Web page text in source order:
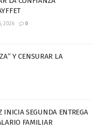
2026 0
Y CENSURAR LA
INICIA SEGUNDA ENTREGA
FAMILIAR